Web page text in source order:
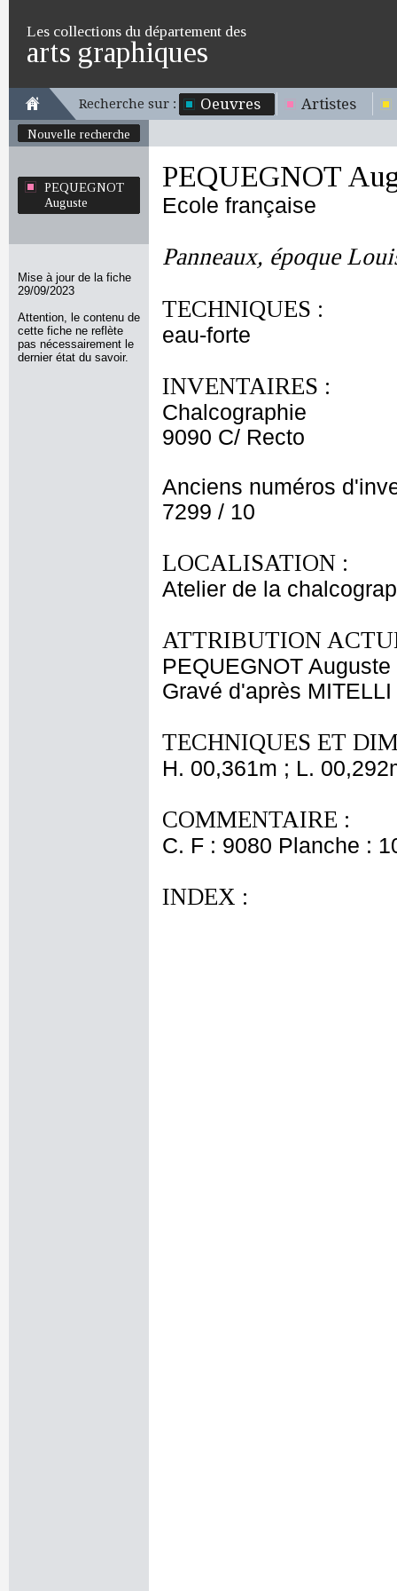
Les collections du département des
arts graphiques
Recherche sur : Oeuvres Artistes
Nouvelle recherche
PEQUEGNOT
Auguste
Mise à jour de la fiche
29/09/2023
Attention, le contenu de
cette fiche ne reflète
pas nécessairement le
dernier état du savoir.
PEQUEGNOT
Ecole française
Panneaux, époque
TECHNIQUES :
eau-forte
INVENTAIRES :
Chalcographie
9090 C/ Recto
Anciens numéros
7299 / 10
LOCALISATION :
Atelier de la
ATTRIBUTION
PEQUEGNOT Auguste
Gravé d'après MITELLI
TECHNIQUES ET
H. 00,361m ; L.
COMMENTAIRE :
C. F : 9080 Planche :
INDEX :